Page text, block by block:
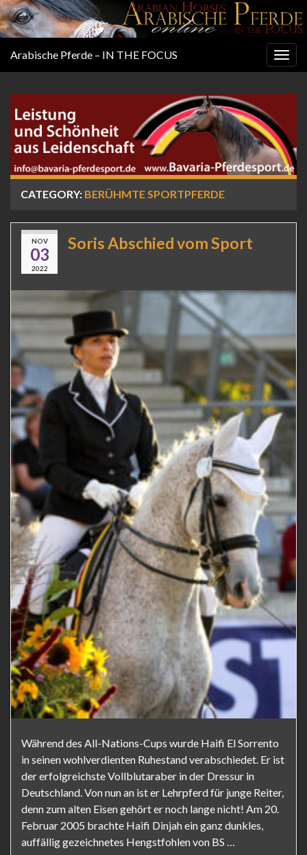
Arabische Pferde – IN THE FOCUS
CATEGORY: BERÜHMTE SPORTPFERDE
NOV
03
2022
Soris Abschied vom Sport
Während des All-Nations-Cups wurde Haifi El Sorrento
in seinen wohlverdienten Ruhestand verabschiedet. Er ist
der erfolgreichste Vollblutaraber in der Dressur in
Deutschland. Von nun an ist er Lehrpferd für junge Reiter,
denn zum alten Eisen gehört er noch lange nicht! Am 20.
Februar 2005 brachte Haifi Dinjah ein ganz dunkles,
auffällig gezeichnetes Hengstfohlen von BS …